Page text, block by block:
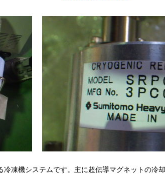
凍機システムです。主に超伝導マグネットの冷